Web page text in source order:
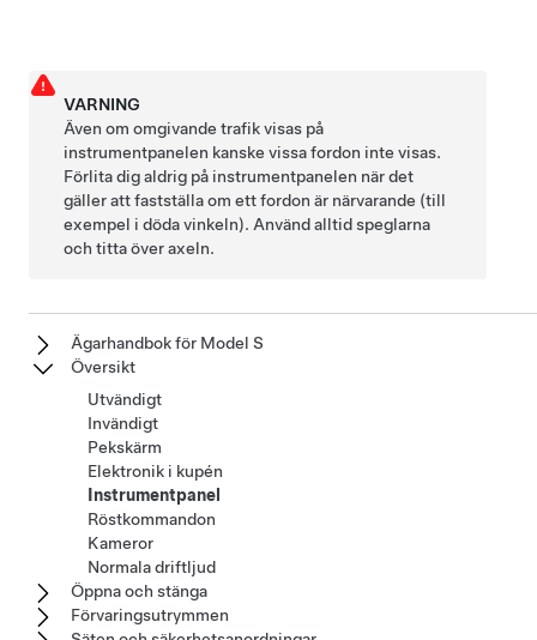
VARNING
Även om omgivande trafik visas på
instrumentpanelen kanske vissa fordon inte visas.
Förlita dig aldrig på instrumentpanelen när det
gäller att fastställa om ett fordon är närvarande (till
exempel i döda vinkeln). Använd alltid speglarna
och titta över axeln.
Ägarhandbok för Model S
Översikt
Utvändigt
Invändigt
Pekskärm
Elektronik i kupén
Instrumentpanel
Röstkommandon
Kameror
Normala driftljud
Öppna och stänga
Förvaringsutrymmen